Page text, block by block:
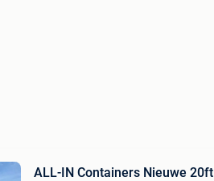
ALL-IN Containers Nieuwe 20ft